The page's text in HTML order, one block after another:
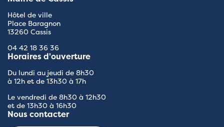
Hôtel de ville
Place Baragnon
13260 Cassis
04 42 18 36 36
Horaires d'ouverture
Du lundi au jeudi de 8h30
à 12h et de 13h30 à 17h
Le vendredi de 8h30 à 12h30
et de 13h30 à 16h30
Nous contacter